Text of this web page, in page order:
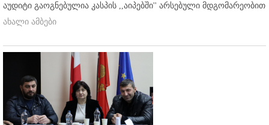
აუდიტი გაოგნებულია კასპის ,,აიპებში'' არსებული მდგომარეობით
ახალი ამბები